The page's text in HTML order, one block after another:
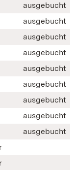
ausgebucht
ausgebucht
ausgebucht
ausgebucht
ausgebucht
ausgebucht
ausgebucht
ausgebucht
ausgebucht